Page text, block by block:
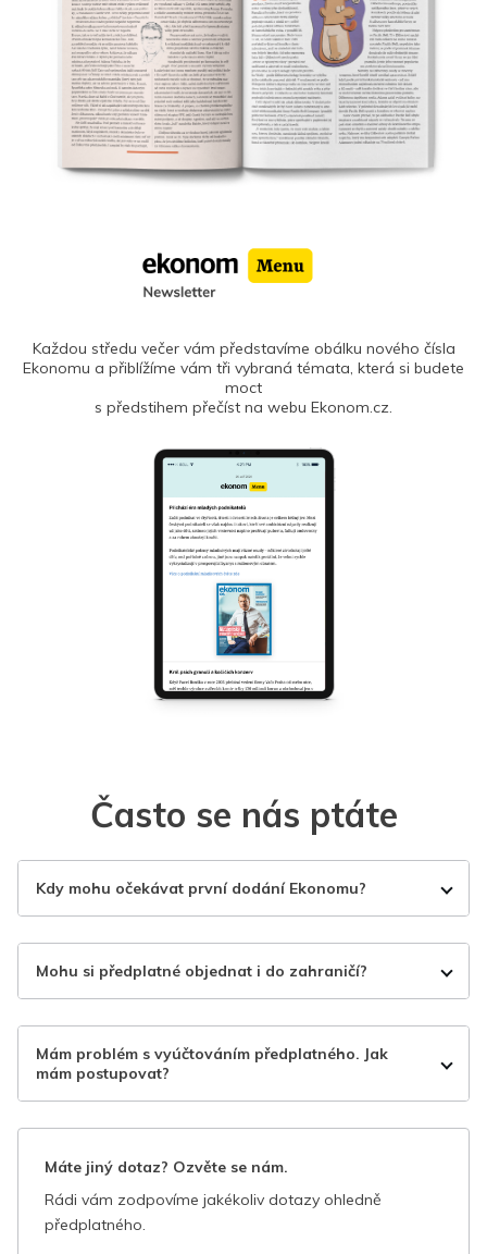
Každou středu večer vám představíme obálku nového čísla
Ekonomu a přiblížíme vám tři vybraná témata, která si budete
moct
s předstihem přečíst na webu Ekonom.cz.
Často se nás ptáte
Kdy mohu očekávat první dodání Ekonomu?
Mohu si předplatné objednat i do zahraničí?
Mám problém s vyúčtováním předplatného. Jak
mám postupovat?
Máte jiný dotaz? Ozvěte se nám.
Rádi vám zodpovíme jakékoliv dotazy ohledně
předplatného.